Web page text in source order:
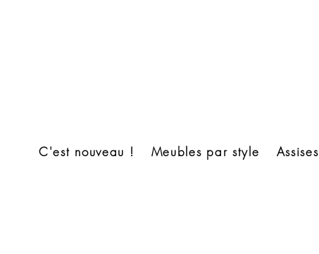
C'est nouveau ! Meubles par style Assises